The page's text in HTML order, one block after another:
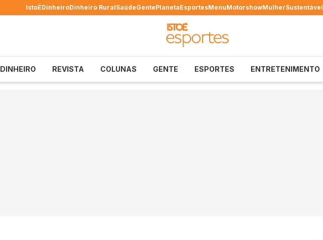
IstoÉDinheiroDinheiro RuralSaúdeGentePlanetaEsportesMenuMotorshowMulherSustentável
DINHEIRO REVISTA COLUNAS GENTE ESPORTES ENTRETENIMENTO